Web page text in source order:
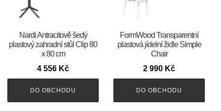
Nardi Antracitově šedý
plastový zahradní stůl Clip 80
x 80 cm
4 556 Kč
DO OBCHODU
FormWood Transparentní
plastová jídelní židle Simple
Chair
2 990 Kč
DO OBCHODU